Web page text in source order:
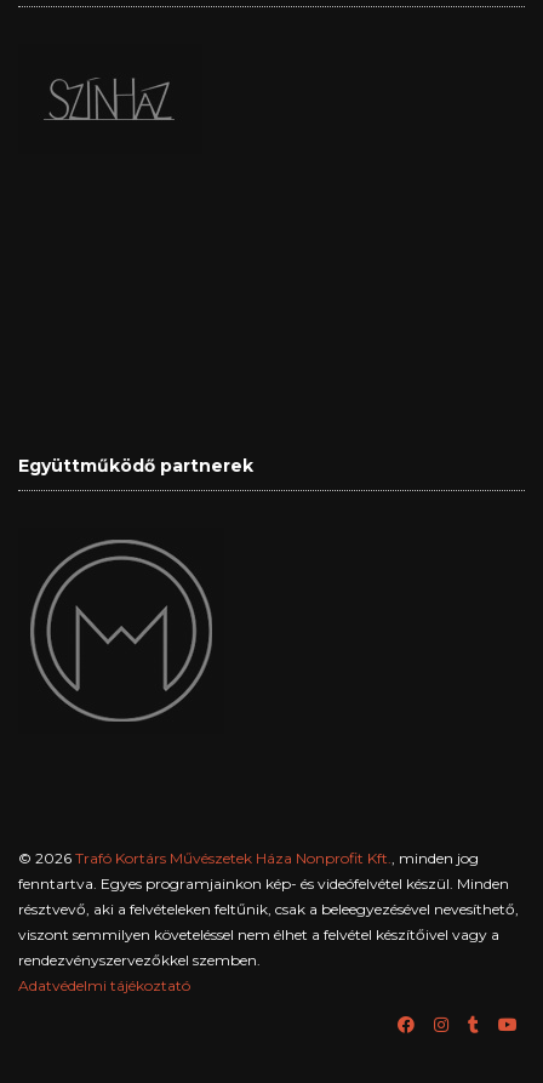
Együttműködő partnerek
© 2026 Trafó Kortárs Művészetek Háza Nonprofit Kft., minden jog
fenntartva. Egyes programjainkon kép- és videófelvétel készül. Minden
résztvevő, aki a felvételeken feltűnik, csak a beleegyezésével nevesíthető,
viszont semmilyen követeléssel nem élhet a felvétel készítőivel vagy a
rendezvényszervezőkkel szemben.
Adatvédelmi tájékoztató